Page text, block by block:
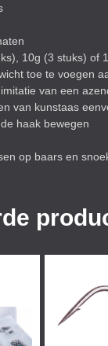
10g (3 stuks) of
toe te voegen
van een
van kunstaas
haak bewegen
op baars en